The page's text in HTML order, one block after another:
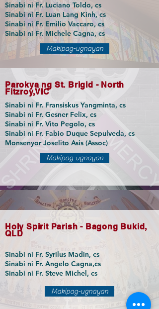
Sinabi ni Fr. Luciano Toldo, cs
Sinabi ni Fr. Luan Lang Kinh, cs
Sinabi ni Fr. Emilio Vaccaro, cs
Sinabi ni Fr. Michele Cagna, cs
Makipag-ugnayan
Parokya ng St. Brigid - North
Fitzroy,VIC
Sinabi ni Fr. Fransiskus Yangminta, cs
Sinabi ni Fr. Gesner Felix, cs
Sinabi ni Fr. Vito Pegolo, cs
Sinabi ni Fr. Fabio Duque Sepulveda, cs
Monsenyor Joselito Asis (Assoc)
Makipag-ugnayan
Holy Spirit Parish - Bagong Bukid,
QLD
Sinabi ni Fr. Syrilus Madin, cs
Sinabi ni Fr. Angelo Cagna,cs
Sinabi ni Fr. Steve Michel, cs
Makipag-ugnayan